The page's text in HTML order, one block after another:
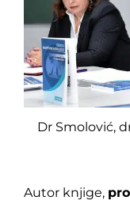
Dr Smolović,
Autor knjige,